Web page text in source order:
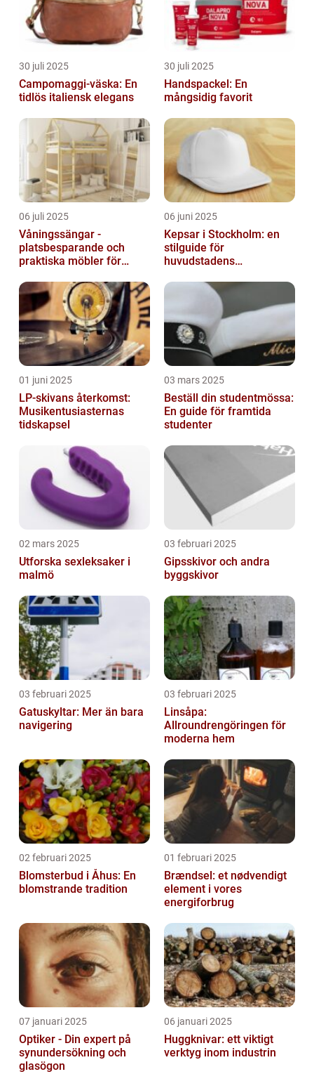
30 juli 2025
Campomaggi-väska: En
tidlös italiensk elegans
30 juli 2025
Handspackel: En
mångsidig favorit
06 juli 2025
Våningssängar -
platsbesparande och
praktiska möbler för
06 juni 2025
Kepsar i Stockholm: en
stilguide för
huvudstadens
01 juni 2025
LP-skivans återkomst:
Musikentusiasternas
tidskapsel
03 mars 2025
Beställ din studentmössa:
En guide för framtida
studenter
02 mars 2025
Utforska sexleksaker i
malmö
03 februari 2025
Gipsskivor och andra
byggskivor
03 februari 2025
Gatuskyltar: Mer än bara
navigering
03 februari 2025
Linsåpa:
Allroundrengöringen för
moderna hem
02 februari 2025
Blomsterbud i Åhus: En
blomstrande tradition
01 februari 2025
Brændsel: et nødvendigt
element i vores
energiforbrug
07 januari 2025
Optiker - Din expert på
synundersökning och
glasögon
06 januari 2025
Huggknivar: ett viktigt
verktyg inom industrin